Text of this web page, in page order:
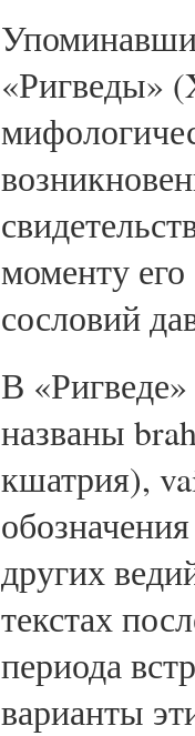
«Ригведы»
моменту его
сословий
В
названы
кшатрия),
других
текстах
периода
варианты